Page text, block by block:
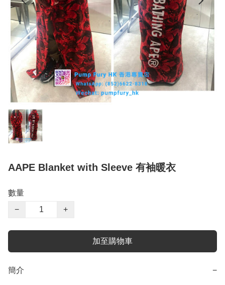
AAPE Blanket with Sleeve 有袖暖衣
數量
−
+
加至購物車
簡介 −